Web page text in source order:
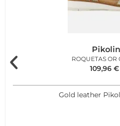
ROQUETAS OR
109,96 €
Gold leather